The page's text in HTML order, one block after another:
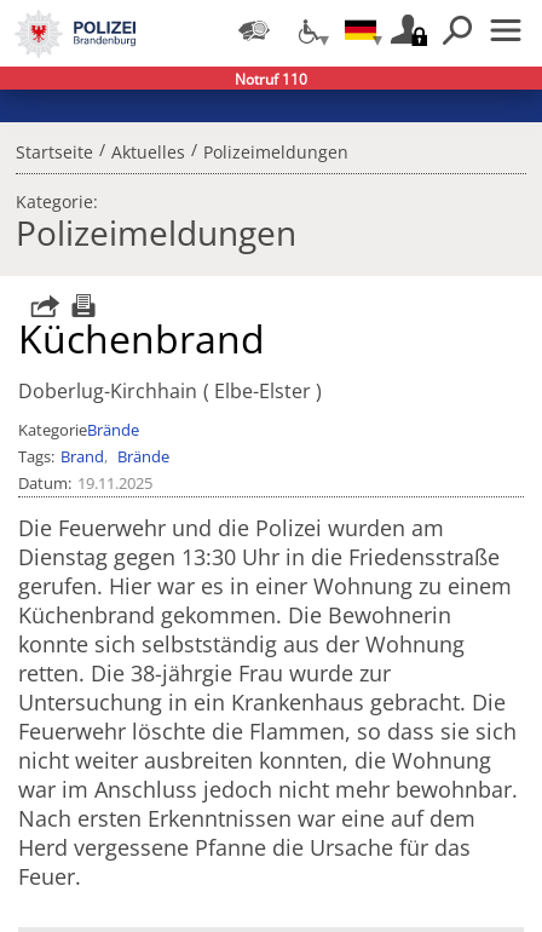
Startseite / Aktuelles / Polizeimeldungen
Kategorie:
Polizeimeldungen
Küchenbrand
Doberlug-Kirchhain Elbe-Elster
KategorieBrände
Tags Brand
Brände
Datum 19.11.2025
Die Feuerwehr und die Polizei wurden am
Dienstag gegen 13:30 Uhr in die Friedensstraße
gerufen. Hier war es in einer Wohnung zu einem
Küchenbrand gekommen. Die Bewohnerin
konnte sich selbstständig aus der Wohnung
retten. Die 38-jährgie Frau wurde zur
Untersuchung in ein Krankenhaus gebracht. Die
Feuerwehr löschte die Flammen, so dass sie sich
nicht weiter ausbreiten konnten, die Wohnung
war im Anschluss jedoch nicht mehr bewohnbar.
Nach ersten Erkenntnissen war eine auf dem
Herd vergessene Pfanne die Ursache für das
Feuer.
Notruf 110